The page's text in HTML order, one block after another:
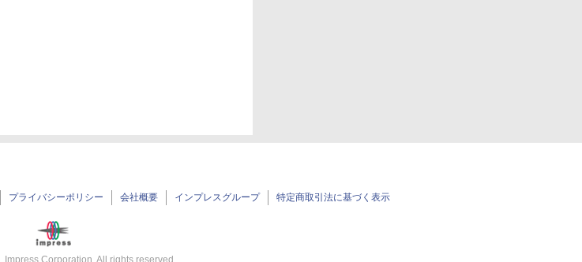
プライバシーポリシー 会社概要 インプレスグループ 特定商取引法に基づく表示
Impress Corporation. All rights reserved.